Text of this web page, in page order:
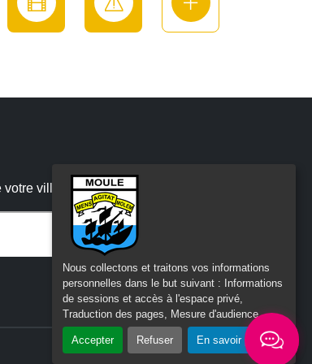
Nous collectons et traitons vos informations
personnelles dans le but suivant :
Informations
de sessions et accès à l'espace privé,
Traduction des pages, Mesure d'audience.
Accepter Refuser En savoir plus
ville